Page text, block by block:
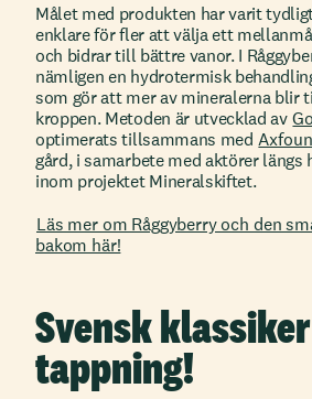
Målet med produkten har varit
enklare för fler att välja ett
och bidrar till bättre vanor. I
nämligen en hydrotermisk
som gör att mer av mineralerna blir
kroppen. Metoden är utvecklad av
optimerats tillsammans med
gård, i samarbete med aktörer längs
inom projektet Mineralskiftet.
Läs mer om Råggyberry och den
bakom här!
Svensk
tappning!